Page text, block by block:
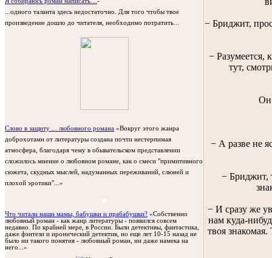
...одного таланта здесь недостаточно. Для того чтобы твое
произведение дошло до читателя, необходимо потратить...
Слово в защиту ... любовного романа «Вокруг этого жанра
доброхотами от литературы создана почти нестерпимая
атмосфера, благодаря чему в обывательском представлении
сложилось мнение о любовном романе, как о смеси "примитивного
сюжета, скудных мыслей, надуманных переживаний, слюней и
плохой эротики"...»
Что читали наши мамы, бабушки и прабабушки? «Собственно
любовный роман - как жанр литературы - появился совсем
недавно. По крайней мере, в России. Были детективы, фантастика,
даже фэнтези и иронический детектив, но еще лет 10-15 назад не
было ни такого понятия - любовный роман, ни даже намека на
него...»
− Бриджит,
− Разумеется,
тут,
Он
− А разве не
− Бриджит,
− И сразу же
нам куда-
твоя